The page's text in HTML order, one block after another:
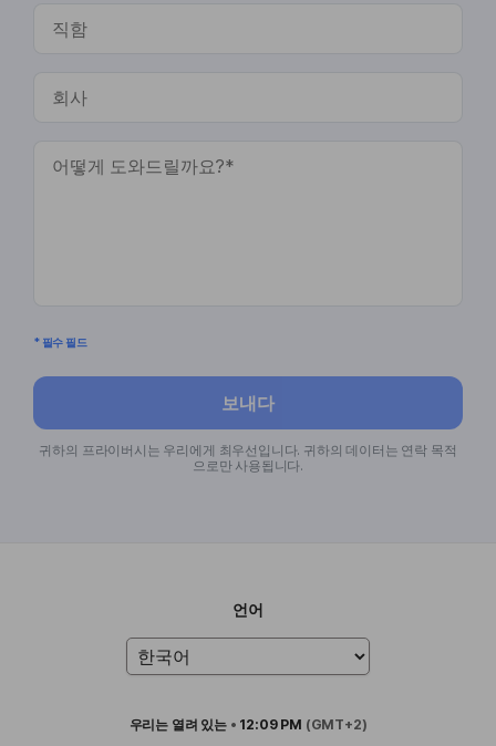
* 필수 필드
보내다
귀하의 프라이버시는 우리에게 최우선입니다. 귀하의 데이터는 연락 목적
으로만 사용됩니다.
언어
우리는 열려 있는 • 12:09 PM (GMT+2)